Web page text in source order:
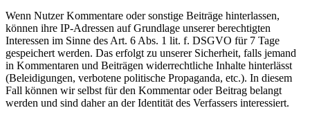
Wenn Nutzer Kommentare oder sonstige Beiträge hinterlassen,
können ihre IP-Adressen auf Grundlage unserer berechtigten
Interessen im Sinne des Art. 6 Abs. 1 lit. f. DSGVO für 7 Tage
gespeichert werden. Das erfolgt zu unserer Sicherheit, falls jemand
in Kommentaren und Beiträgen widerrechtliche Inhalte hinterlässt
(Beleidigungen, verbotene politische Propaganda, etc.). In diesem
Fall können wir selbst für den Kommentar oder Beitrag belangt
werden und sind daher an der Identität des Verfassers interessiert.